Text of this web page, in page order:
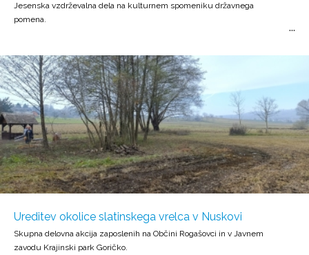
Jesenska vzdrževalna dela na kulturnem spomeniku državnega
pomena.
Ureditev okolice slatinskega vrelca v Nuskovi
Skupna delovna akcija zaposlenih na Občini Rogašovci in v Javnem
zavodu Krajinski park Goričko.